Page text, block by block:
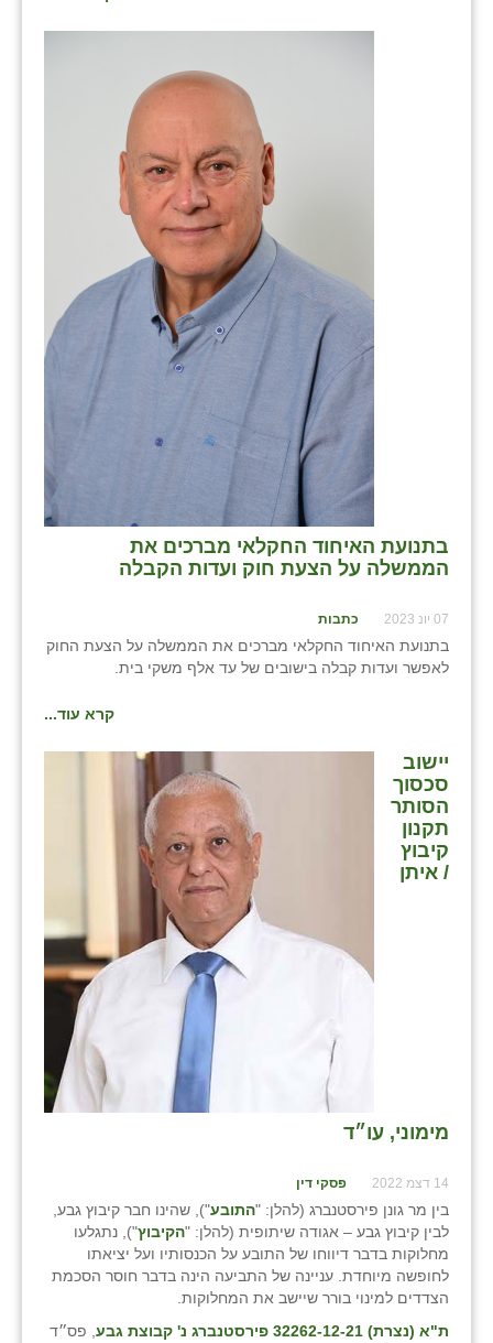
⁨בתנועת האיחוד החקלאי מברכים את
הממשלה על הצעת חוק ועדות הקבלה⁩
07 יונ 2023 כתבות
בתנועת האיחוד החקלאי מברכים את הממשלה על הצעת החוק
לאפשר ועדות קבלה בישובים של עד אלף משקי בית.
קרא עוד...
יישוב
סכסוך
הסותר
תקנון
קיבוץ
/ איתן
מימוני, עו״ד
14 דצמ 2022 פסקי דין
בין מר גונן פירסטנברג (להלן: "התובע"), שהינו חבר קיבוץ גבע,
לבין קיבוץ גבע – אגודה שיתופית (להלן: "הקיבוץ"), נתגלעו
מחלוקות בדבר דיווחו של התובע על הכנסותיו ועל יציאתו
לחופשה מיוחדת. עניינה של התביעה הינה בדבר חוסר הסכמת
הצדדים למינוי בורר שיישב את המחלוקות.
ת"א (נצרת) 32262-12-21 פירסטנברג נ' קבוצת גבע
, פס״ד